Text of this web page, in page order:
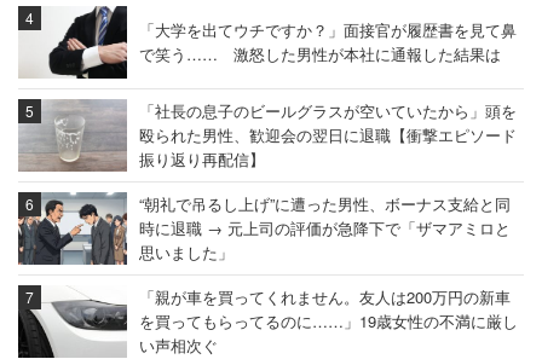
「大学を出てウチですか？」面接官が履歴書を見て鼻
で笑う…… 激怒した男性が本社に通報した結果は
「社長の息子のビールグラスが空いていたから」頭を
殴られた男性、歓迎会の翌日に退職【衝撃エピソード
振り返り再配信】
“朝礼で吊るし上げ”に遭った男性、ボーナス支給と同
時に退職 → 元上司の評価が急降下で「ザマアミロと
思いました」
「親が車を買ってくれません。友人は200万円の新車
を買ってもらってるのに……」19歳女性の不満に厳し
い声相次ぐ